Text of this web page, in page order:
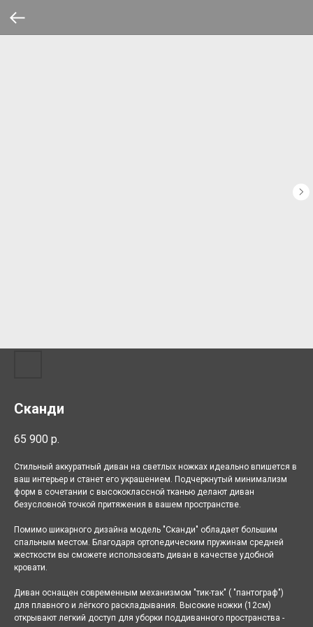
Сканди
65 900 р.
Стильный аккуратный диван на светлых ножках идеально впишется в
ваш интерьер и станет его украшением. Подчеркнутый минимализм
форм в сочетании с высококлассной тканью делают диван
безусловной точкой притяжения в вашем пространстве.
Помимо шикарного дизайна модель "Сканди" обладает большим
спальным местом. Благодаря ортопедическим пружинам средней
жесткости вы сможете использовать диван в качестве удобной
кровати.
Диван оснащен современным механизмом "тик-так" ( "пантограф")
для плавного и лёгкого раскладывания. Высокие ножки (12см)
открывают легкий доступ для уборки поддиванного пространства -